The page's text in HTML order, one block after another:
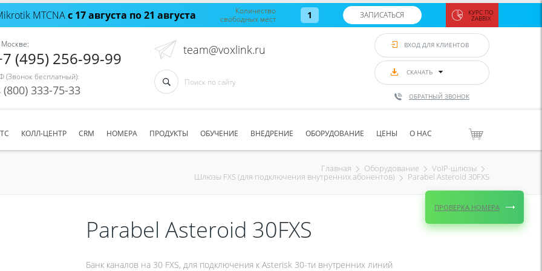
MTCNAс 17 августа по 21 августа
Количество
свободных мест
1 ЗАПИСАТЬСЯ КУРС ПО
ZABBIX
ВХОД ДЛЯ КЛИЕНТОВ
СКАЧАТЬ
ОБРАТНЫЙ ЗВОНОК
(495) 256-99-99
(Звонок бесплатный):
(800) 333-75-33
team@voxlink.ru
КОЛЛ-ЦЕНТР CRM НОМЕРА ПРОДУКТЫ ОБУЧЕНИЕ ВНЕДРЕНИЕ ОБОРУДОВАНИЕ ЦЕНЫ О НАС
Главная Оборудование VoIP-шлюзы
Шлюзы FXS (для подключения внутренних абонентов) Parabel Asteroid 30FXS
Parabel Asteroid 30FXS
Банк каналов на 30 FXS, для подключения к Asterisk 30-ти внутренних линий
ПРОВЕРКА НОМЕРА